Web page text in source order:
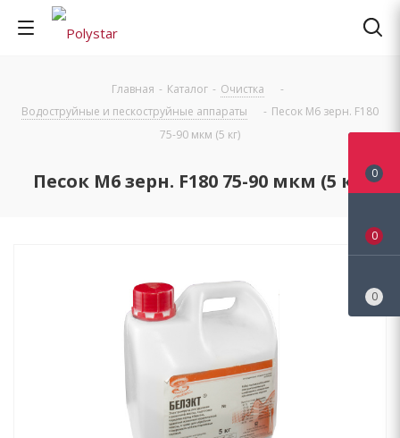
Главная - Каталог - Очистка
-
Водоструйные и пескоструйные аппараты
- Песок М6 зерн. F180
75-90 мкм (5 кг)
Песок М6 зерн. F180 75-90 мкм (5 кг) 0
0
0